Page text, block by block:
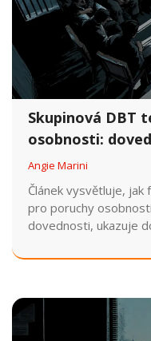
Skupinová DBT
osobnosti:
skupiny
Angie Marini
Článek vysvětluje,
pro poruchy
dovednosti, ukazuje